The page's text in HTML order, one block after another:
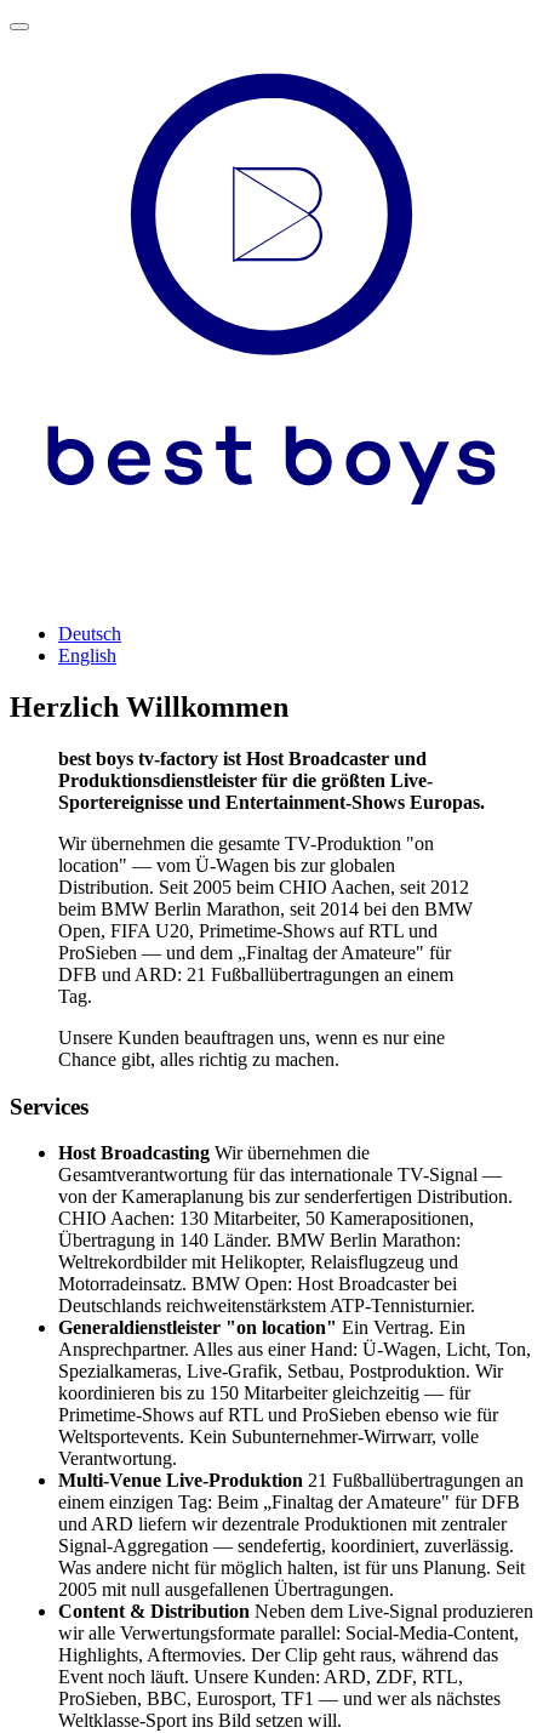
Deutsch
English
Herzlich Willkommen
best boys tv-factory ist Host Broadcaster und
Produktionsdienstleister für die größten Live-
Sportereignisse und Entertainment-Shows Europas.
Wir übernehmen die gesamte TV-Produktion "on
location" — vom Ü-Wagen bis zur globalen
Distribution. Seit 2005 beim CHIO Aachen, seit 2012
beim BMW Berlin Marathon, seit 2014 bei den BMW
Open, FIFA U20, Primetime-Shows auf RTL und
ProSieben — und dem „Finaltag der Amateure" für
DFB und ARD: 21 Fußballübertragungen an einem
Tag.
Unsere Kunden beauftragen uns, wenn es nur eine
Chance gibt, alles richtig zu machen.
Services
Host Broadcasting Wir übernehmen die
Gesamtverantwortung für das internationale TV-Signal —
von der Kameraplanung bis zur senderfertigen Distribution.
CHIO Aachen: 130 Mitarbeiter, 50 Kamerapositionen,
Übertragung in 140 Länder. BMW Berlin Marathon:
Weltrekordbilder mit Helikopter, Relaisflugzeug und
Motorradeinsatz. BMW Open: Host Broadcaster bei
Deutschlands reichweitenstärkstem ATP-Tennisturnier.
Generaldienstleister "on location" Ein Vertrag. Ein
Ansprechpartner. Alles aus einer Hand: Ü-Wagen, Licht, Ton,
Spezialkameras, Live-Grafik, Setbau, Postproduktion. Wir
koordinieren bis zu 150 Mitarbeiter gleichzeitig — für
Primetime-Shows auf RTL und ProSieben ebenso wie für
Weltsportevents. Kein Subunternehmer-Wirrwarr, volle
Verantwortung.
Multi-Venue Live-Produktion 21 Fußballübertragungen an
einem einzigen Tag: Beim „Finaltag der Amateure" für DFB
und ARD liefern wir dezentrale Produktionen mit zentraler
Signal-Aggregation — sendefertig, koordiniert, zuverlässig.
Was andere nicht für möglich halten, ist für uns Planung. Seit
2005 mit null ausgefallenen Übertragungen.
Content & Distribution Neben dem Live-Signal produzieren
wir alle Verwertungsformate parallel: Social-Media-Content,
Highlights, Aftermovies. Der Clip geht raus, während das
Event noch läuft. Unsere Kunden: ARD, ZDF, RTL,
ProSieben, BBC, Eurosport, TF1 — und wer als nächstes
Weltklasse-Sport ins Bild setzen will.